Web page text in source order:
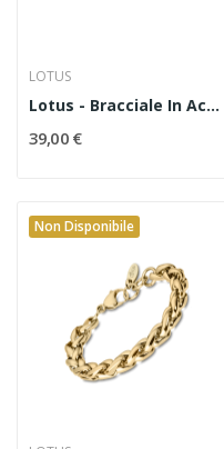
LOTUS
Lotus - Bracciale In Acciaio Codice LS1616/2/3
39,00 €
Non Disponibile